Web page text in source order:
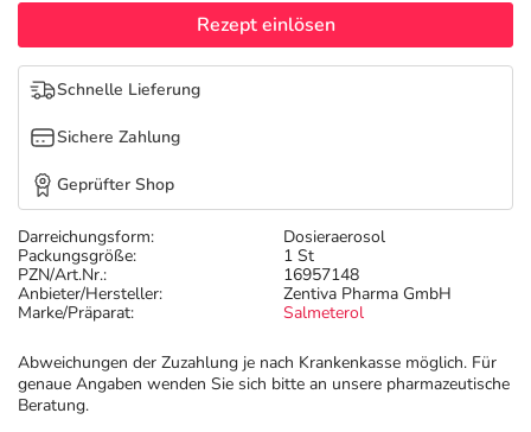
Tierapotheke
Vitamine & Mineralstoffe
Marken
Salus Deals
Darreichungsform:
Dosieraerosol
Packungsgröße:
1 St
PZN/Art.Nr.:
16957148
Anbieter/Hersteller:
Zentiva Pharma GmbH
Marke/Präparat:
Salmeterol
Abweichungen der Zuzahlung je nach Krankenkasse möglich. Für
genaue Angaben wenden Sie sich bitte an unsere pharmazeutische
Beratung.
Rezept einlösen
Schnelle Lieferung
Sichere Zahlung
Geprüfter Shop